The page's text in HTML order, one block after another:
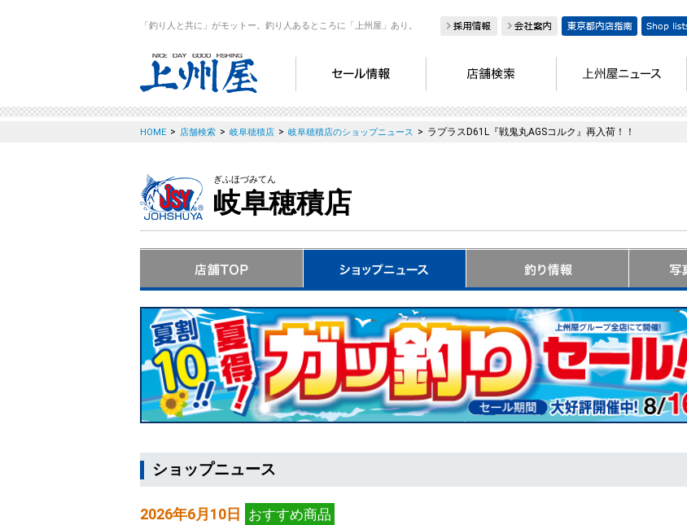
「釣り人と共に」がモットー。釣り人あるところに「上州屋」あり。
HOME > 店舗検索 > 岐阜穂積店 > 岐阜穂積店のショップニュース > ラプラスD61L『戦鬼丸AGSコルク』再入荷！！
ぎふほづみてん
岐阜穂積店
ショップニュース
2026年6月10日 おすすめ商品